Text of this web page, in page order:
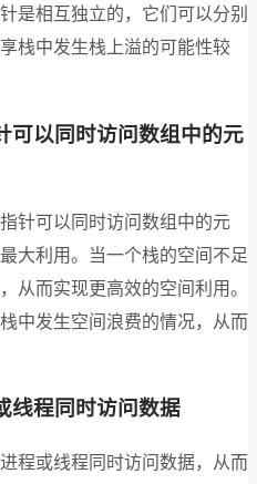
是相互独立的，它们可以分别
栈中发生栈上溢的可能性较
可以同时访问数组中的元
针可以同时访问数组中的元
大利用。当一个栈的空间不足
从而实现更高效的空间利用。
中发生空间浪费的情况，从而
线程同时访问数据
程或线程同时访问数据，从而